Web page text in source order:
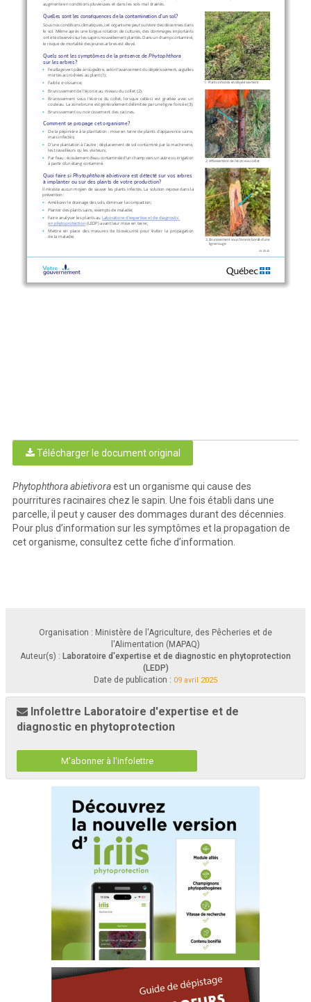
augmente en conditions pluvieuses et dans les sols mal drainés.
Quelles sont les conséquences de la contamination d’un sol?
Sous nos conditions climatiques, cet organisme peut survivre des décennies dans
le sol. Même après une longue rotation de cultures, des dommages importants
ont été observés sur les sapins nouvellement plantés. Dans un champ contaminé,
le risque de mortalité des jeunes arbres est élevé.
Quels sont les symptômes de la présence de Phytophthora
sur les arbres?
Feuillage vert pâle à rougeâtre, selon l’avancement du dépérissement, aiguilles
mortes accrochées au plant (1);
Faible croissance;
Brunissement de l’écorce au niveau du collet (2);
Brunissement  sous  l’écorce  du  collet,  lorsque  celle-ci  est  grattée  avec  un
couteau. La zone brune est généralement délimitée par une ligne foncée (3);
Brunissement ou noircissement des racines.
Comment se propage cet organisme?
De la pépinière à la plantation : mise en terre de plants d’apparence saine,
mais infectés;
D’une plantation à l’autre : déplacement de sol contaminé par la machinerie,
les travailleurs ou les visiteurs;
Par l’eau : écoulement d’eau contaminée d’un champ vers un autre ou irrigation
à partir d’un étang contaminé.
Quoi faire si Phytophthora abietivora est détecté sur vos arbres
à implanter ou sur des plants de votre production?
Il  n’existe  aucun  moyen  de  sauver  les  plants  infectés.  La  solution  repose  dans  la
prévention :
Améliorer le drainage des sols, diminuer la compaction;
Planter des plants sains, exempts de maladie;
Faire analyser les plants au Laboratoire d’expertise et de diagnostic
en phytoprotection (LEDP) avant leur mise en terre;
Mettre  en  place  des  mesures  de  biosécurité  pour  éviter  la  propagation
de la maladie.
1. Plants infectés en dépérissement
2. Affaissement de l’écorce au collet
3. Brunissement sous l’écorce bordé d’une
ligne rouge
25-0045
Télécharger le document original
Phytophthora abietivoraest un organisme qui cause des
pourritures racinaires chez le sapin. Une fois établi dans une
parcelle, il peut y causer des dommages durant des décennies.
Pour plus d’information sur les symptômes et la propagation de
cet organisme, consultez cette fiche d’information.
Organisation : Ministère de l'Agriculture, des Pêcheries et de
l'Alimentation (MAPAQ)
Auteur(s) : Laboratoire d'expertise et de diagnostic en phytoprotection
(LEDP)
Date de publication : 09 avril 2025
Infolettre Laboratoire d'expertise et de
diagnostic en phytoprotection
M'abonner à l'infolettre